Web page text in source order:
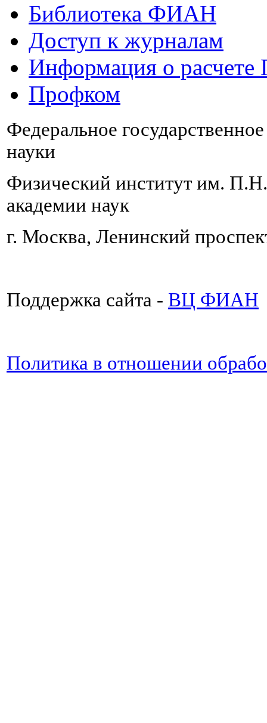
Библиотека ФИАН
Доступ к журналам
Информация о
Профком
Федеральное
науки
Физический институт им.
академии наук
г. Москва, Ленинский
Поддержка сайта - ВЦ ФИАН
Политика в отношении